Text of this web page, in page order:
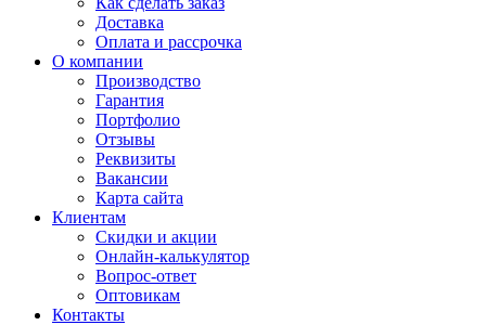
Доставка
Оплата и рассрочка
О компании
Производство
Гарантия
Портфолио
Отзывы
Реквизиты
Вакансии
Карта сайта
Клиентам
Скидки и акции
Онлайн-калькулятор
Вопрос-ответ
Оптовикам
Контакты